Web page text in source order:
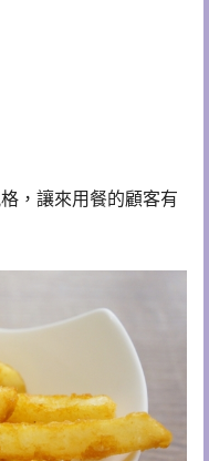
，讓來用餐的顧客有